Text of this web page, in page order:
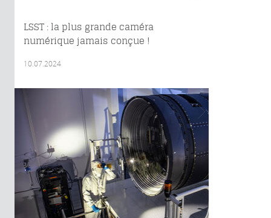
LSST : la plus grande caméra
numérique jamais conçue !
10.07.2024